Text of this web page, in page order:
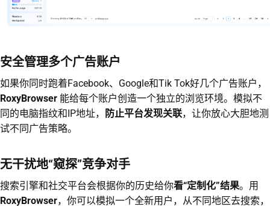
安全管理多个广告账户
如果你同时跑着Facebook、Google和Tik Tok好几个广告账户，
RoxyBrowser 能给每个账户创造一个独立的浏览环境。模拟不
同的电脑指纹和IP地址，
防止平台发现关联，让你放心大胆地测
试不同广告策略。
无干扰地“窥探”竞争对手
搜索引擎和社交平台会根据你的历史给你看“定制化”结果。用
RoxyBrowser，你可以模拟一个全新用户，从不同地区去搜索，